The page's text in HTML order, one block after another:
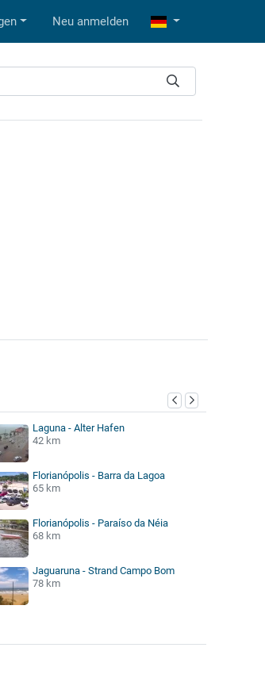
Neu anmelden
Laguna - Alter Hafen
42 km
Florianópolis - Barra da Lagoa
65 km
Florianópolis - Paraíso da Néia
68 km
Jaguaruna - Strand Campo Bom
78 km